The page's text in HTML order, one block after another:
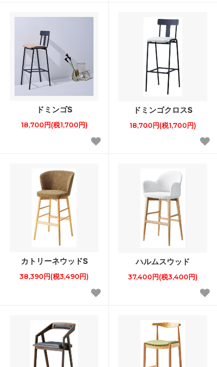
ドミンゴS
18,700円(税1,700円)
ドミンゴクロスS
18,700円(税1,700円)
カトリーネウッドS
38,390円(税3,490円)
ハルムスウッド
37,400円(税3,400円)